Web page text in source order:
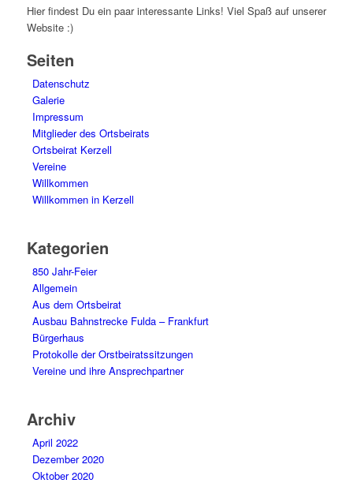
Hier findest Du ein paar interessante Links! Viel Spaß auf unserer
Website :)
Seiten
Datenschutz
Galerie
Impressum
Mitglieder des Ortsbeirats
Ortsbeirat Kerzell
Vereine
Willkommen
Willkommen in Kerzell
Kategorien
850 Jahr-Feier
Allgemein
Aus dem Ortsbeirat
Ausbau Bahnstrecke Fulda – Frankfurt
Bürgerhaus
Protokolle der Orstbeiratssitzungen
Vereine und ihre Ansprechpartner
Archiv
April 2022
Dezember 2020
Oktober 2020